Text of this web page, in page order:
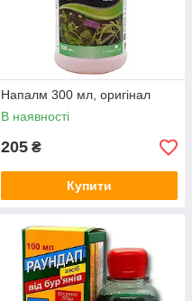
Напалм 300 мл, оригінал
В наявності
205 ₴
Купити